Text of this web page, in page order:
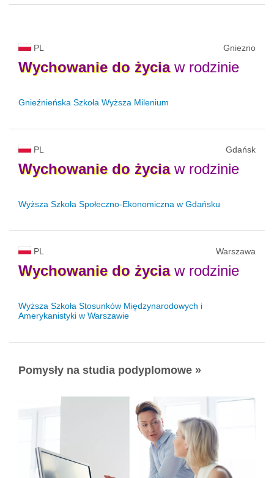
PL Gniezno
Wychowanie do życiaw rodzinie
Gnieźnieńska Szkoła Wyższa Milenium
PL Gdańsk
Wychowanie do życiaw rodzinie
Wyższa Szkoła Społeczno-Ekonomiczna w Gdańsku
PL Warszawa
Wychowanie do życiaw rodzinie
Wyższa Szkoła Stosunków Międzynarodowych i
Amerykanistyki w Warszawie
Pomysły na studia podyplomowe »